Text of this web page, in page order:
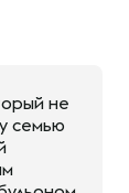
не
семью